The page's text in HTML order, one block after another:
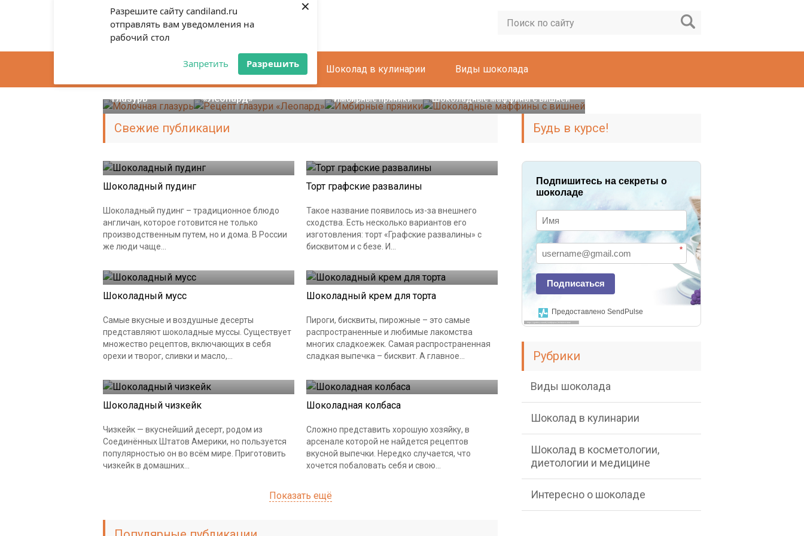
Разрешите сайту candiland.ru
отправлять вам уведомления на
рабочий стол
Запретить Разрешить
×
Шоколад своими руками Шоколад в кулинарии Виды шоколада
Молочная
глазурь
Глазурь
Рецепт глазури
«Леопард»
Пряники
Имбирные пряники
Шоколад в кулинарии
Шоколадные маффины с вишней
Свежие публикации
Шоколадный пудинг
Шоколадный пудинг – традиционное блюдо
англичан, которое готовится не только
производственным путем, но и дома. В России
же люди чаще...
Торт графские развалины
Такое название появилось из-за внешнего
сходства. Есть несколько вариантов его
изготовления: торт «Графские развалины» с
бисквитом и с безе. И...
Шоколадный мусс
Самые вкусные и воздушные десерты
представляют шоколадные муссы. Существует
множество рецептов, включающих в себя
орехи и творог, сливки и масло,...
Шоколадный крем для торта
Пироги, бисквиты, пирожные – это самые
распространенные и любимые лакомства
многих сладкоежек. Самая распространенная
сладкая выпечка – бисквит. А главное...
Шоколадный чизкейк
Чизкейк — вкуснейший десерт, родом из
Соединённых Штатов Америки, но пользуется
популярностью он во всём мире. Приготовить
чизкейк в домашних...
Шоколадная колбаса
Сложно представить хорошую хозяйку, в
арсенале которой не найдется рецептов
вкусной выпечки. Нередко случается, что
хочется побаловать себя и свою...
Показать ещё
Будь в курсе!
Подпишитесь на секреты о
шоколаде
*
Подписаться
Предоставлено SendPulse
Рубрики
Виды шоколада
Шоколад в кулинарии
Шоколад в косметологии,
диетологии и медицине
Интересно о шоколаде